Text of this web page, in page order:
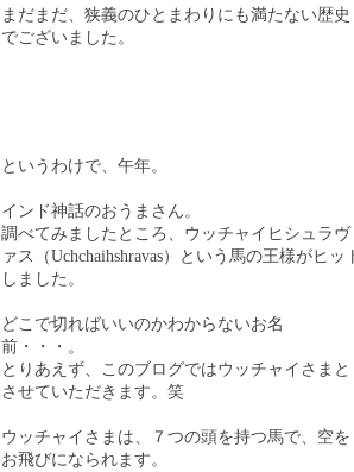
まだまだ、狭義のひとまわりにも満たない歴史
でございました。
というわけで、午年。
インド神話のおうまさん。
調べてみましたところ、ウッチャイヒシュラヴ
ァス（Uchchaihshravas）という馬の王様がヒッ
しました。
どこで切ればいいのかわからないお名
前・・・。
とりあえず、このブログではウッチャイさまと
させていただきます。笑
ウッチャイさまは、７つの頭を持つ馬で、空を
お飛びになられます。